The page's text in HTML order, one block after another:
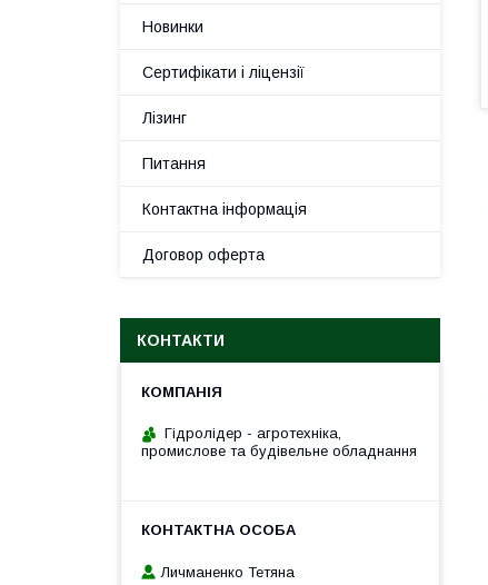
Новинки
Сертифікати і ліцензії
Лізинг
Питання
Контактна інформація
Договор оферта
КОНТАКТИ
Гідролідер - агротехніка,
промислове та будівельне обладнання
Личманенко Тетяна